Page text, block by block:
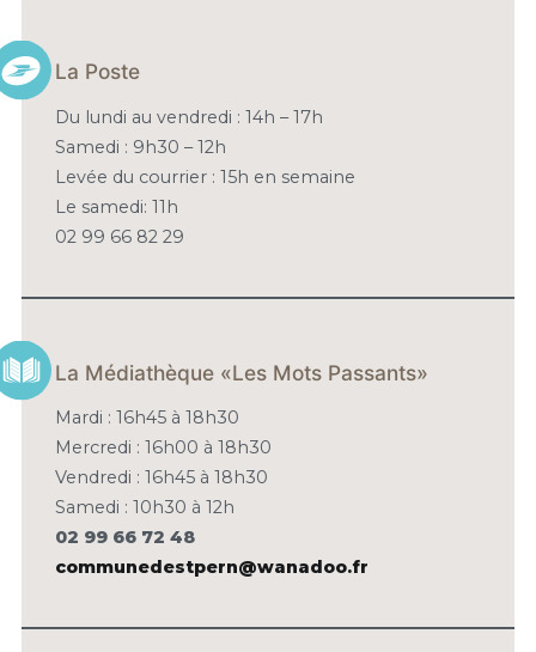
La Poste
Du lundi au vendredi : 14h – 17h
Samedi : 9h30 – 12h
Levée du courrier : 15h en semaine
Le samedi: 11h
02 99 66 82 29
La Médiathèque «Les Mots Passants»
Mardi : 16h45 à 18h30
Mercredi : 16h00 à 18h30
Vendredi : 16h45 à 18h30
Samedi : 10h30 à 12h
02 99 66 72 48
communedestpern@wanadoo.fr